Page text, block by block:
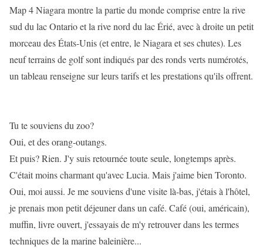
Map 4 Niagara montre la partie du monde comprise entre la rive
sud du lac Ontario et la rive nord du lac Érié, avec à droite un petit
morceau des États-Unis (et entre, le Niagara et ses chutes). Les
neuf terrains de golf sont indiqués par des ronds verts numérotés,
un tableau renseigne sur leurs tarifs et les prestations qu'ils offrent.
Tu te souviens du zoo?
Oui, et des orang-outangs.
Et puis? Rien. J'y suis retournée toute seule, longtemps après.
C'était moins charmant qu'avec Lucia. Mais j'aime bien Toronto.
Oui, moi aussi. Je me souviens d'une visite là-bas, j'étais à l'hôtel,
je prenais mon petit déjeuner dans un café. Café (oui, américain),
muffin, livre ouvert, j'essayais de m'y retrouver dans les termes
techniques de la marine baleinière...